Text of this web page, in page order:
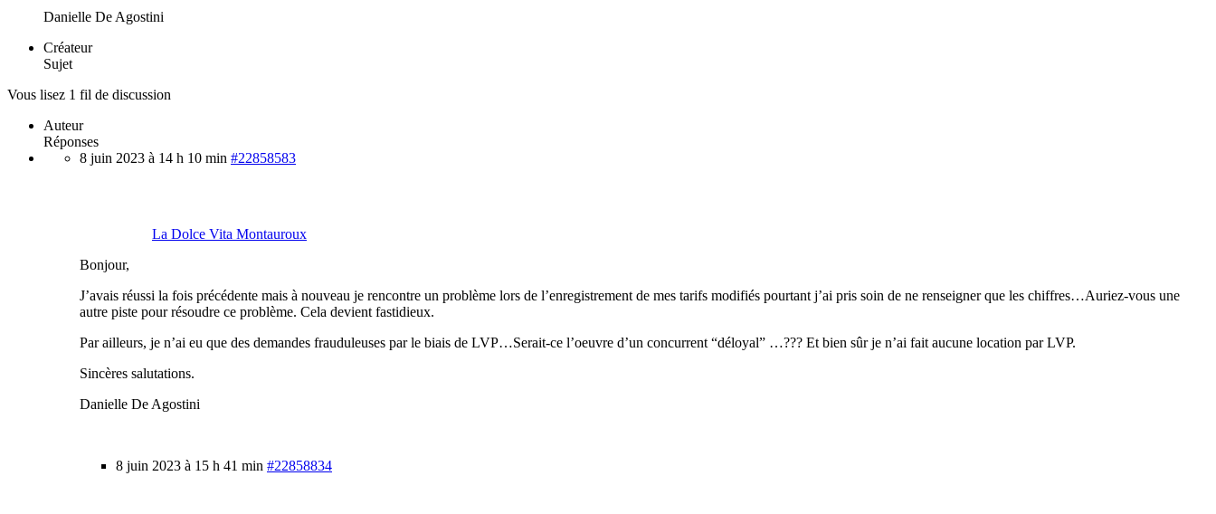
Danielle De Agostini
Créateur
Sujet
Vous lisez 1 fil de discussion
Auteur
Réponses
8 juin 2023 à 14 h 10 min #22858583
La Dolce Vita Montauroux
Bonjour,
J’avais réussi la fois précédente mais à nouveau je rencontre un problème lors de l’enregistrement de mes tarifs modifiés pourtant j’ai pris soin de ne renseigner que les chiffres…Auriez-vous une
autre piste pour résoudre ce problème. Cela devient fastidieux.
Par ailleurs, je n’ai eu que des demandes frauduleuses par le biais de LVP…Serait-ce l’oeuvre d’un concurrent “déloyal” …??? Et bien sûr je n’ai fait aucune location par LVP.
Sincères salutations.
Danielle De Agostini
8 juin 2023 à 15 h 41 min #22858834